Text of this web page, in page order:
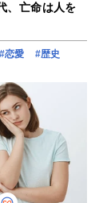
亡命は人を
#恋愛 #歴史